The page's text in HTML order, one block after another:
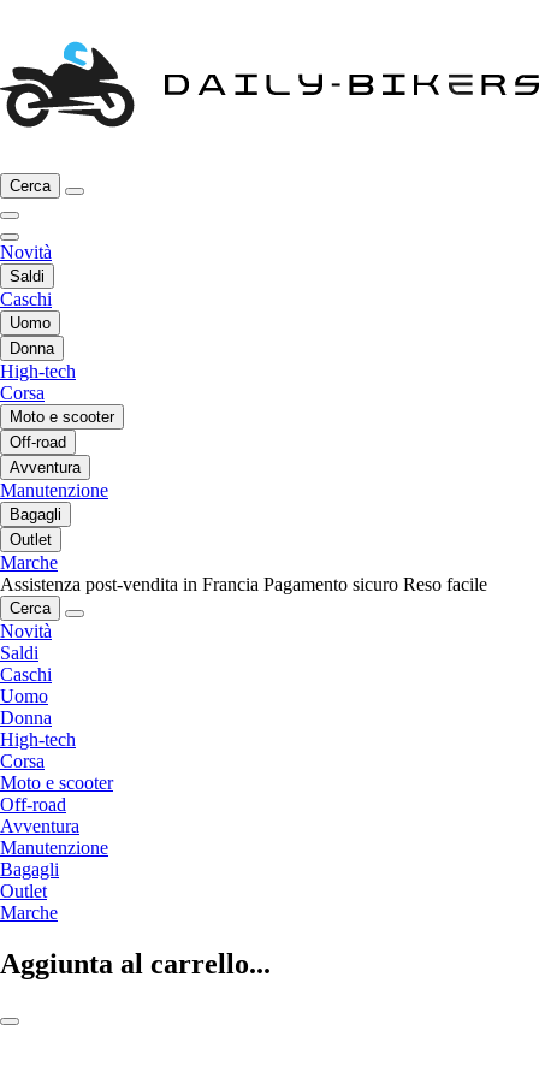
Cerca
Novità
Saldi
Caschi
Uomo
Donna
High-tech
Corsa
Moto e scooter
Off-road
Avventura
Manutenzione
Bagagli
Outlet
Marche
Assistenza post-vendita in Francia Pagamento sicuro Reso facile
Cerca
Novità
Saldi
Caschi
Uomo
Donna
High-tech
Corsa
Moto e scooter
Off-road
Avventura
Manutenzione
Bagagli
Outlet
Marche
Aggiunta al carrello...